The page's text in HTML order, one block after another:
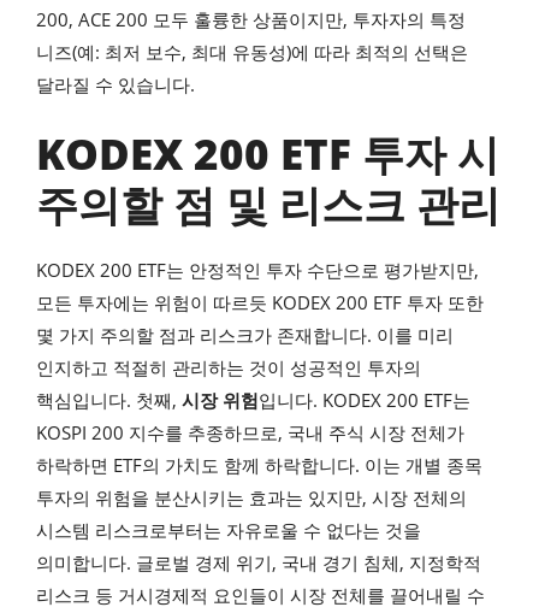
200, ACE 200 모두 훌륭한 상품이지만, 투자자의 특정
니즈(예: 최저 보수, 최대 유동성)에 따라 최적의 선택은
달라질 수 있습니다.
KODEX 200 ETF 투자 시
주의할 점 및 리스크 관리
KODEX 200 ETF는 안정적인 투자 수단으로 평가받지만,
모든 투자에는 위험이 따르듯 KODEX 200 ETF 투자 또한
몇 가지 주의할 점과 리스크가 존재합니다. 이를 미리
인지하고 적절히 관리하는 것이 성공적인 투자의
핵심입니다. 첫째, 시장 위험입니다. KODEX 200 ETF는
KOSPI 200 지수를 추종하므로, 국내 주식 시장 전체가
하락하면 ETF의 가치도 함께 하락합니다. 이는 개별 종목
투자의 위험을 분산시키는 효과는 있지만, 시장 전체의
시스템 리스크로부터는 자유로울 수 없다는 것을
의미합니다. 글로벌 경제 위기, 국내 경기 침체, 지정학적
리스크 등 거시경제적 요인들이 시장 전체를 끌어내릴 수